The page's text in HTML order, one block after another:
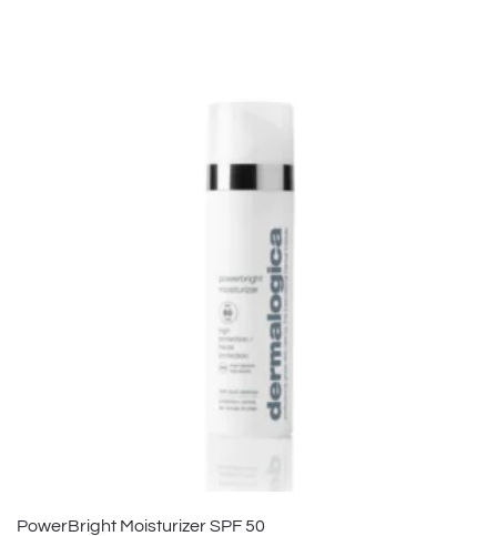
PowerBright Moisturizer SPF 50